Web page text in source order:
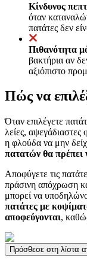
Κίνδυνος
όταν
πατάτες δεν
Πιθανότητα
βακτήρια αν
αξιόπιστο
Πώς να
Όταν επιλέγετε
λείες, αψεγάδιαστες
η φλούδα να μην
πατατών θα πρέπει
Αποφύγετε τις
πράσινη απόχρωση
μπορεί να
πατάτες με
αποφεύγονται,
Πρόσθεσε στη λίστα